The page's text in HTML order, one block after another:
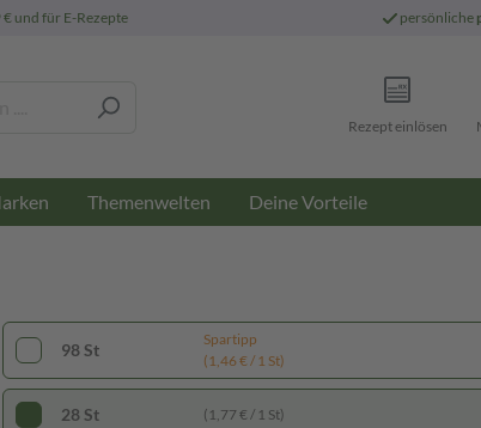
€ und für E-Rezepte persönliche
Rezept einlösen
Themenwelten Deine Vorteile
98 St
Spartipp
(1,46 € / 1 St)
28 St (1,77 € / 1 St)